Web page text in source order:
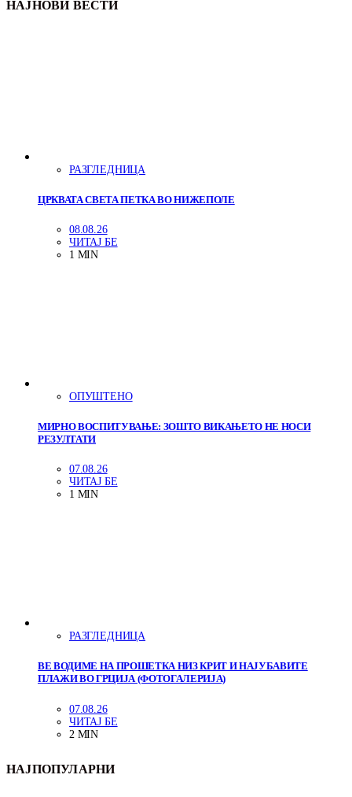
НАЈНОВИ ВЕСТИ
РАЗГЛЕДНИЦА
ЦРКВАТА СВЕТА ПЕТКА ВО НИЖЕПОЛЕ
08.08.26
ЧИТАЈ БЕ
1 MIN
ОПУШТЕНО
МИРНО ВОСПИТУВАЊЕ: ЗОШТО ВИКАЊЕТО НЕ НОСИ
РЕЗУЛТАТИ
07.08.26
ЧИТАЈ БЕ
1 MIN
РАЗГЛЕДНИЦА
ВЕ ВОДИМЕ НА ПРОШЕТКА НИЗ КРИТ И НАЈУБАВИТЕ
ПЛАЖИ ВО ГРЦИЈА (ФОТОГАЛЕРИЈА)
07.08.26
ЧИТАЈ БЕ
2 MIN
НАЈПОПУЛАРНИ